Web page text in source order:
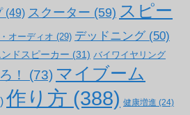
(49) スクーター (59) スピー
オーディオ (29) デッドニング (50)
ドスピーカー (31) バイワイヤリング
！ (73) マイブーム
作り方 (388) 健康増進 (24)